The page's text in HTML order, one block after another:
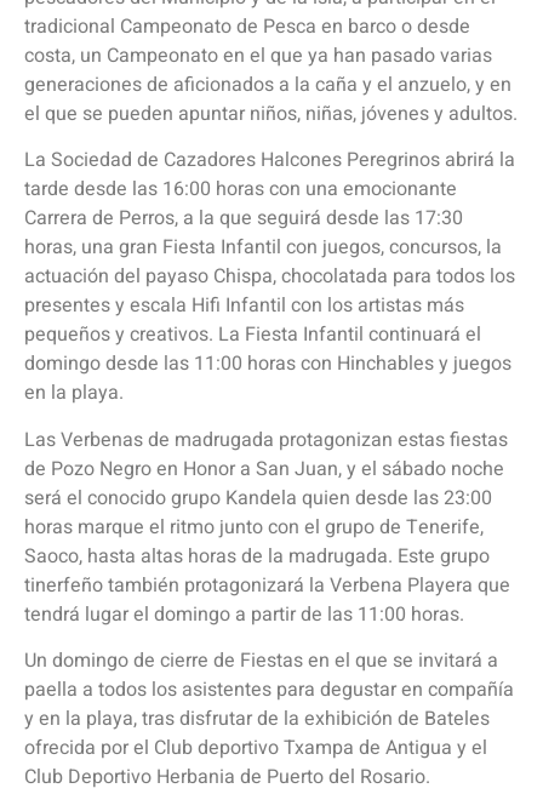
tradicional Campeonato de Pesca en barco o desde
costa, un Campeonato en el que ya han pasado varias
generaciones de aficionados a la caña y el anzuelo, y en
el que se pueden apuntar niños, niñas, jóvenes y adultos.
La Sociedad de Cazadores Halcones Peregrinos abrirá la
tarde desde las 16:00 horas con una emocionante
Carrera de Perros, a la que seguirá desde las 17:30
horas, una gran Fiesta Infantil con juegos, concursos, la
actuación del payaso Chispa, chocolatada para todos los
presentes y escala Hifi Infantil con los artistas más
pequeños y creativos. La Fiesta Infantil continuará el
domingo desde las 11:00 horas con Hinchables y juegos
en la playa.
Las Verbenas de madrugada protagonizan estas fiestas
de Pozo Negro en Honor a San Juan, y el sábado noche
será el conocido grupo Kandela quien desde las 23:00
horas marque el ritmo junto con el grupo de Tenerife,
Saoco, hasta altas horas de la madrugada. Este grupo
tinerfeño también protagonizará la Verbena Playera que
tendrá lugar el domingo a partir de las 11:00 horas.
Un domingo de cierre de Fiestas en el que se invitará a
paella a todos los asistentes para degustar en compañía
y en la playa, tras disfrutar de la exhibición de Bateles
ofrecida por el Club deportivo Txampa de Antigua y el
Club Deportivo Herbania de Puerto del Rosario.